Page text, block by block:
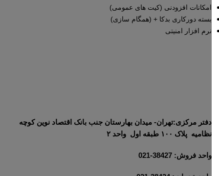
امکانات افزودنی (کیت های عمومی)
بسته دورکاری بدکا + (همگام سازی)
نرم افزار امنیتی
دفتر مرکزی:تهران- میدان بهارستان جنب بانک اقتصاد نوین کوچه
نظامیه پلاک ۱۰۰ طبقه اول واحد ۲
واحد فروش: 38427-021